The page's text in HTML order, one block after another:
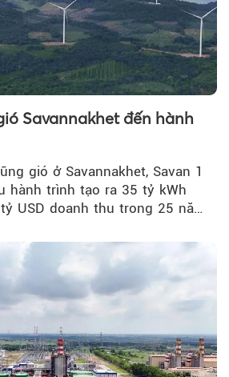
Savannakhet đến hành
gió ở Savannakhet, Savan 1
hành trình tạo ra 35 tỷ kWh
USD doanh thu trong 25 năm